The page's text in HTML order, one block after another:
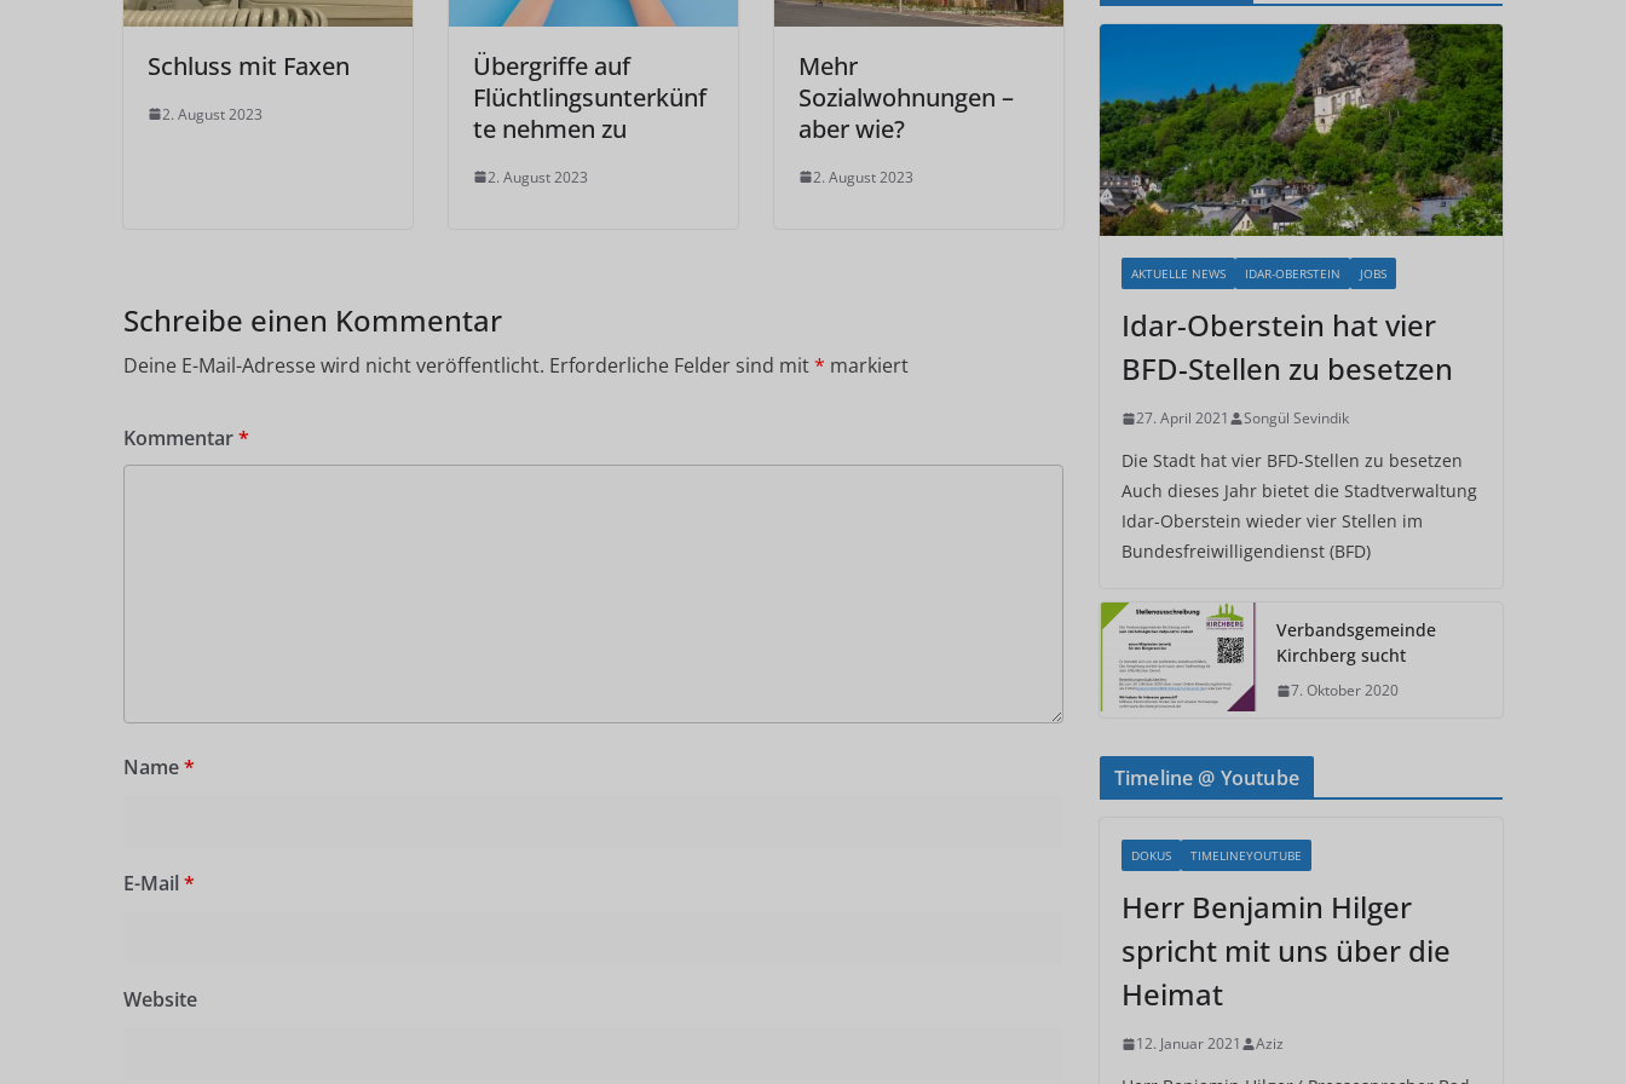
Schluss mit Faxen
2. August 2023
Übergriffe auf
Flüchtlingsunterkünf
te nehmen zu
2. August 2023
Mehr
Sozialwohnungen –
aber wie?
2. August 2023
Schreibe einen Kommentar
Deine E-Mail-Adresse wird nicht veröffentlicht. Erforderliche Felder sind mit* markiert
Kommentar*
Name*
E-Mail *
Website
AKTUELLE NEWS IDAR-OBERSTEIN JOBS
Idar-Oberstein hat vier
BFD-Stellen zu besetzen
27. April 2021 Songül Sevindik
Die Stadt hat vier BFD-Stellen zu besetzen
Auch dieses Jahr bietet die Stadtverwaltung
Idar-Oberstein wieder vier Stellen im
Bundesfreiwilligendienst (BFD)
Verbandsgemeinde
Kirchberg sucht
7. Oktober 2020
Timeline @ Youtube
DOKUS TIMELINEYOUTUBE
Herr Benjamin Hilger
spricht mit uns über die
Heimat
12. Januar 2021 Aziz